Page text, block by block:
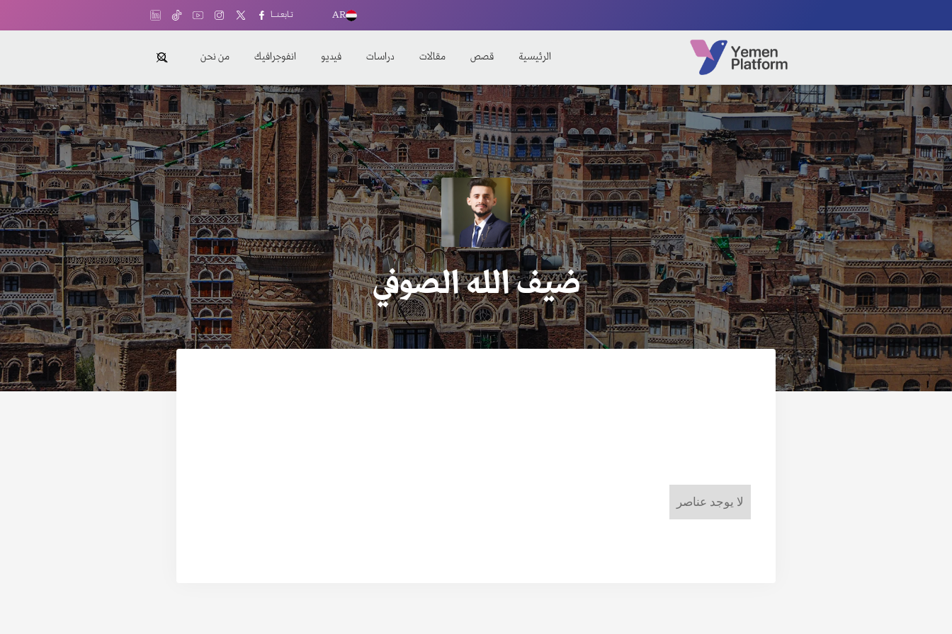
AR تـابعـنـــا
الرئيسية قصص مقالات دراسات فيديو انفوجرافيك من نحن
ضيف الله الصوفي
لا يوجد عناصر